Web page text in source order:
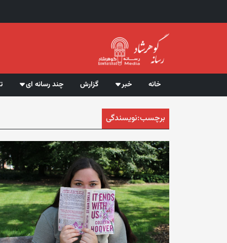
خانه خبر گزارش چند رسانه ای
برچسب:نویسندگی